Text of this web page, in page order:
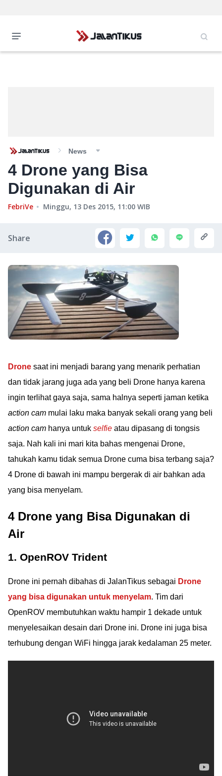
News
4 Drone yang Bisa
Digunakan di Air
FebriVe Minggu, 13 Des 2015, 11:00 WIB
Share
Drone saat ini menjadi barang yang menarik perhatian
dan tidak jarang juga ada yang beli Drone hanya karena
ingin terlihat gaya saja, sama halnya seperti jaman ketika
action cam mulai laku maka banyak sekali orang yang beli
action cam hanya untuk selfie atau dipasang di tongsis
saja. Nah kali ini mari kita bahas mengenai Drone,
tahukah kamu tidak semua Drone cuma bisa terbang saja?
4 Drone di bawah ini mampu bergerak di air bahkan ada
yang bisa menyelam.
4 Drone yang Bisa Digunakan di
Air
1. OpenROV Trident
Drone ini pernah dibahas di JalanTikus sebagai Drone
yang bisa digunakan untuk menyelam. Tim dari
OpenROV membutuhkan waktu hampir 1 dekade untuk
menyelesaikan desain dari Drone ini. Drone ini juga bisa
terhubung dengan WiFi hingga jarak kedalaman 25 meter.